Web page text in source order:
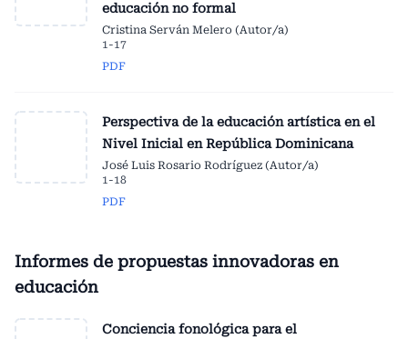
educación no formal
Cristina Serván Melero (Autor/a)
1-17
PDF
Perspectiva de la educación artística en el
Nivel Inicial en República Dominicana
José Luis Rosario Rodríguez (Autor/a)
1-18
PDF
Informes de propuestas innovadoras en
educación
Conciencia fonológica para el